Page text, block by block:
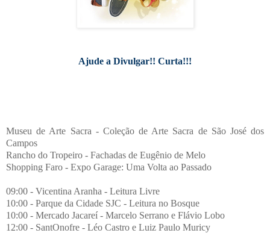
Ajude a Divulgar!! Curta!!!
Museu de Arte Sacra - Coleção de Arte Sacra de São José dos
Campos
Rancho do Tropeiro - Fachadas de Eugênio de Melo
Shopping Faro - Expo Garage: Uma Volta ao Passado
09:00 - Vicentina Aranha - Leitura Livre
10:00 - Parque da Cidade SJC - Leitura no Bosque
10:00 - Mercado Jacareí - Marcelo Serrano e Flávio Lobo
12:00 - SantOnofre - Léo Castro e Luiz Paulo Muricy